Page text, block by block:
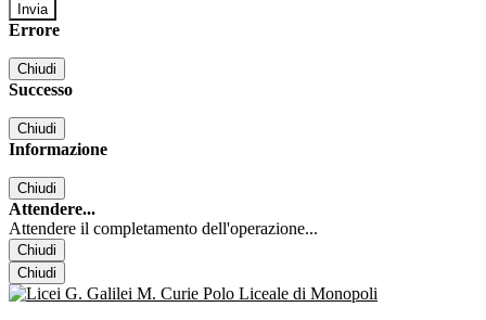
Errore
Chiudi
Successo
Chiudi
Informazione
Chiudi
Attendere...
Attendere il completamento dell'operazione...
Chiudi
Chiudi